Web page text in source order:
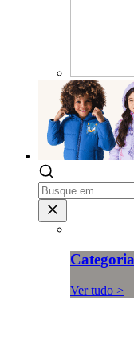
Categoria
Ver tudo >